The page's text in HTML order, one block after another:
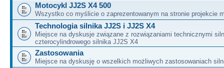
Motocykl JJ2S X4 500
Wszystko co myślicie o zaprezentowanym na stronie projekcie
Technologia silnika JJ2S i JJ2S X4
Miejsce na dyskusje związane z rozwiązaniami technicznymi
czterocylindrowego silnika JJ2S X4
Zastosowania
Miejsce na dyskusję o wszelkich możliwych zastosowaniach